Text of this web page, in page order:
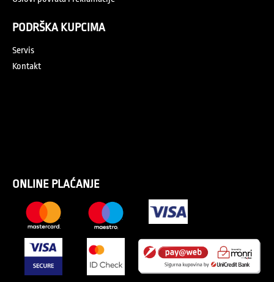
PODRŠKA KUPCIMA
Servis
Kontakt
ONLINE PLAĆANJE